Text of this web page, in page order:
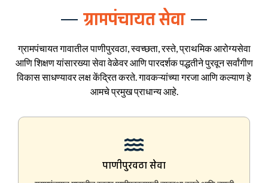
ग्रामपंचायत सेवा
ग्रामपंचायत गावातील पाणीपुरवठा, स्वच्छता, रस्ते, प्राथमिक आरोग्यसेवा
आणि शिक्षण यांसारख्या सेवा वेळेवर आणि पारदर्शक पद्धतीने पुरवून सर्वांगीण
विकास साधण्यावर लक्ष केंद्रित करते. गावकऱ्यांच्या गरजा आणि कल्याण हे
आमचे प्रमुख प्राधान्य आहे.
पाणीपुरवठा सेवा